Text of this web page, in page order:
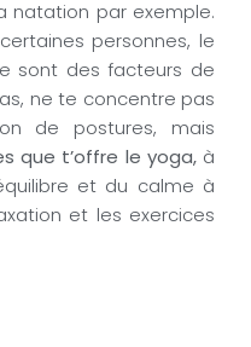
natation par exemple.
personnes, le
sont des facteurs de
ne te concentre pas
de postures, mais
que t’offre le yoga,à
et du calme à
et les exercices